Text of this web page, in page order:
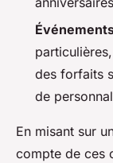
des forfaits
de
En misant sur
compte de ces